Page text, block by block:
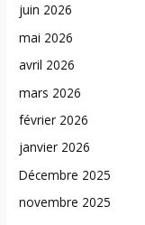
juin 2026
mai 2026
avril 2026
mars 2026
février 2026
janvier 2026
Décembre 2025
novembre 2025